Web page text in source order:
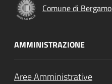
Comune di Bergamo
AMMINISTRAZIONE
Aree Amministrative